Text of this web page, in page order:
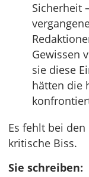
Sicherheit
Gewissen
sie diese
hätten die
Es fehlt bei
kritische Biss.
Sie schreiben: